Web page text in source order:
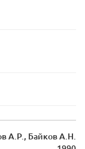
А.Р., Байков А.Н.